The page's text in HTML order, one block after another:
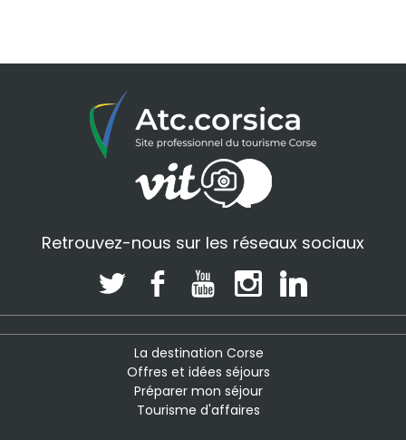
Retrouvez-nous sur les réseaux sociaux
La destination Corse
Offres et idées séjours
Préparer mon séjour
Tourisme d'affaires